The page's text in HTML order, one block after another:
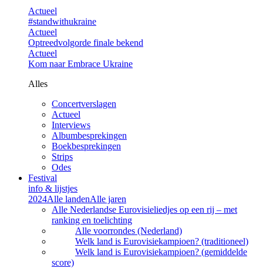
Actueel
#standwithukraine
Actueel
Optreedvolgorde finale bekend
Actueel
Kom naar Embrace Ukraine
Alles
Concertverslagen
Actueel
Interviews
Albumbesprekingen
Boekbesprekingen
Strips
Odes
Festival
info & lijstjes
2024Alle landenAlle jaren
Alle Nederlandse Eurovisieliedjes op een rij – met
ranking en toelichting
Alle voorrondes (Nederland)
Welk land is Eurovisiekampioen? (traditioneel)
Welk land is Eurovisiekampioen? (gemiddelde
score)